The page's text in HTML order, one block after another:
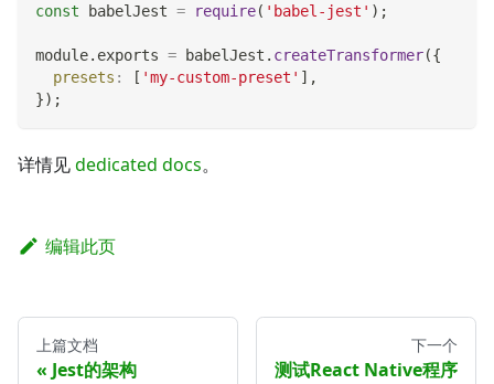
const babelJest = require( 'babel-jest' ) ;
module. exports = babelJest . createTransformer({
presets : [ 'my-custom-preset' ] ,
}) ;
详情见dedicated docs。
编辑此页
上篇文档
Jest的架构
下一个
测试React Native程序